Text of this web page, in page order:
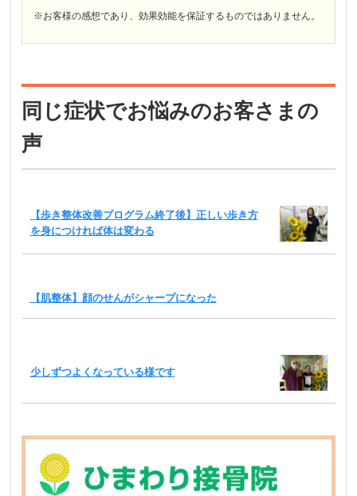
※お客様の感想であり、効果効能を保証するものではありません。
同じ症状でお悩みのお客さまの
声
【歩き整体改善プログラム終了後】正しい歩き方
を身につければ体は変わる
【肌整体】顔のせんがシャープになった
少しずつよくなっている様です